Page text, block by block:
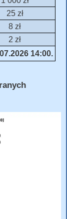
25 zł
8 zł
2 zł
14:00.